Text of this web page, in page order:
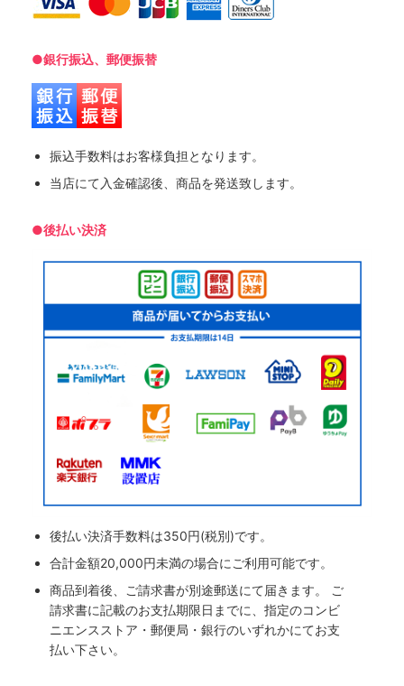
●銀行振込、郵便振替
振込手数料はお客様負担となります。
当店にて入金確認後、商品を発送致します。
●後払い決済
後払い決済手数料は350円(税別)です。
合計金額20,000円未満の場合にご利用可能です。
商品到着後、ご請求書が別途郵送にて届きます。 ご
請求書に記載のお支払期限日までに、指定のコンビ
ニエンスストア・郵便局・銀行のいずれかにてお支
払い下さい。